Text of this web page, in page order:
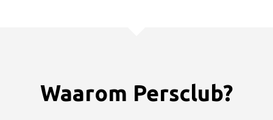
Waarom Persclub?